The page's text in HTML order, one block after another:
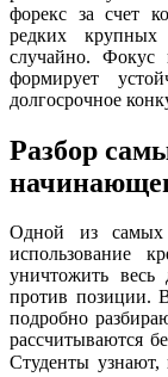
форекс за счет
редких крупных
случайно. Фокус
формирует
долгосрочное
Разбор
Одной из самых
использование
уничтожить
против позиции.
подробно
рассчитываются
Студенты